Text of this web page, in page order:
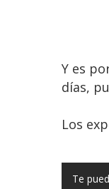
Y es
días,
Los
Te